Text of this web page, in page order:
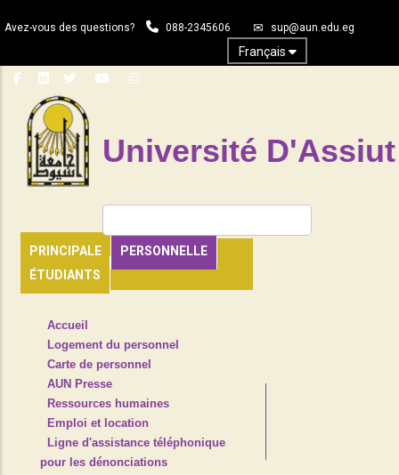
au
principal
Avez-vous des questions? 088-2345606 sup@aun.edu.eg
Français
Université D'Assiut
PRINCIPALE
PERSONNELLE
ÉTUDIANTS
HEADER
NAVIGATION
Accueil
Logement du personnel
Carte de personnel
AUN Presse
Ressources humaines
Emploi et location
Ligne d'assistance téléphonique
pour les dénonciations